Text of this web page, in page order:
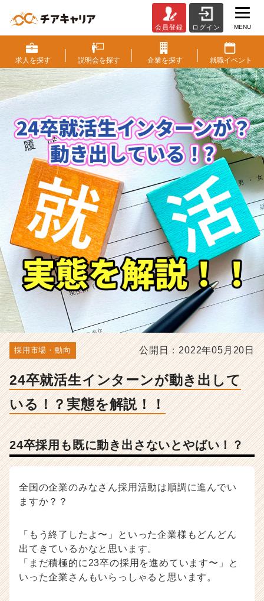
4
卒
就
活
ン
タ
ー
ン
が
動
き
出
し
て
い
る！？
実
態
を
説！！
-
用
担
当
者
け
採
用
ウ
|
ベ
ン
会員登録 ログイン MENU
求人を探す 説明会を探す 企業を探す 就職イベント
採用市場・動向 公開日：2022年05月20日
24卒就活生インターンが動き出して
いる！？実態を解説！！
24卒採用も既に動き出さないとやばい！？
全国の企業のみなさん採用活動は順調に進んでい
ますか？？
「もう終了したよ〜」といった企業様もどんどん
出てきているかなと思います。
「まだ積極的に23卒の採用を進めています〜」と
いった企業さんもいらっしゃると思います。